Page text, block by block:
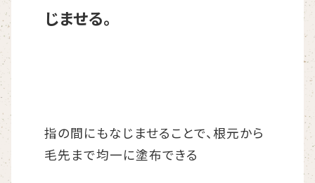
じませる。
指の間にもなじませることで、根元から
毛先まで均一に塗布できる